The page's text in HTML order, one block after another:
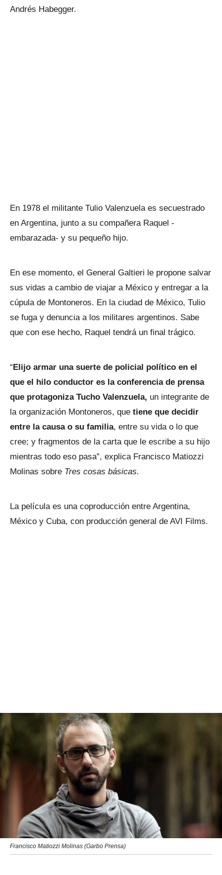
Andrés Habegger.
En 1978 el militante Tulio Valenzuela es secuestrado
en Argentina, junto a su compañera Raquel -
embarazada- y su pequeño hijo.
En ese momento, el General Galtieri le propone salvar
sus vidas a cambio de viajar a México y entregar a la
cúpula de Montoneros. En la ciudad de México, Tulio
se fuga y denuncia a los militares argentinos. Sabe
que con ese hecho, Raquel tendrá un final trágico.
“ Elijo armar una suerte de policial político en el
que el hilo conductor es la conferencia de prensa
que protagoniza Tucho Valenzuela, un integrante de
la organización Montoneros, que tiene que decidir
entre la causa o su familia, entre su vida o lo que
cree; y fragmentos de la carta que le escribe a su hijo
mientras todo eso pasa”, explica Francisco Matiozzi
Molinas sobre Tres cosas básicas.
La película es una coproducción entre Argentina,
México y Cuba, con producción general de AVI Films.
Francisco Matiozzi Molinas (Garbo Prensa)